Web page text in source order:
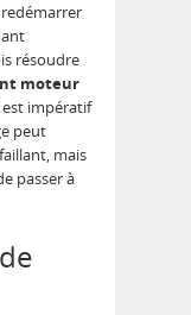
redémarrer
résoudre
moteur
est impératif
peut
mais
passer à